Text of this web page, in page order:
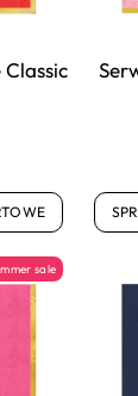
sale